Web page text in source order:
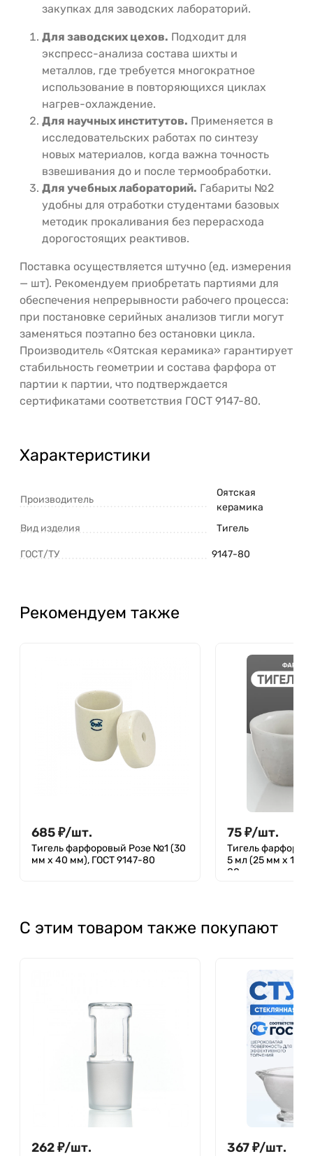
закупках для заводских лабораторий.
Для заводских цехов. Подходит для
экспресс-анализа состава шихты и
металлов, где требуется многократное
использование в повторяющихся циклах
нагрев-охлаждение.
Для научных институтов. Применяется в
исследовательских работах по синтезу
новых материалов, когда важна точность
взвешивания до и после термообработки.
Для учебных лабораторий. Габариты №2
удобны для отработки студентами базовых
методик прокаливания без перерасхода
дорогостоящих реактивов.
Поставка осуществляется штучно (ед. измерения
— шт). Рекомендуем приобретать партиями для
обеспечения непрерывности рабочего процесса:
при постановке серийных анализов тигли могут
заменяться поэтапно без остановки цикла.
Производитель «Оятская керамика» гарантирует
стабильность геометрии и состава фарфора от
партии к партии, что подтверждается
сертификатами соответствия ГОСТ 9147-80.
Характеристики
Производитель
Оятская
керамика
Вид изделия
Тигель
ГОСТ/ТУ 9147-80
Рекомендуем также
685₽/шт.
Тигель фарфоровый Розе №1 (30
мм x 40 мм), ГОСТ 9147-80
75₽/шт.
Тигель
5 мл (25 мм х 19
80
С этим товаром также покупают
262₽/шт. 367₽/шт.